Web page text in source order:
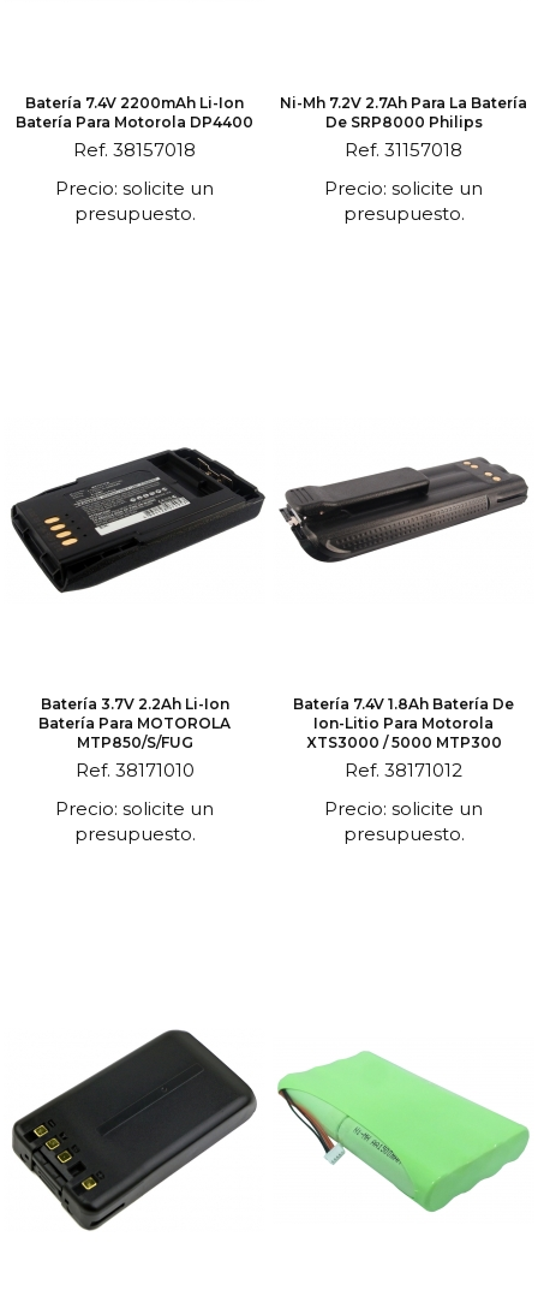
Batería 7.4V 2200mAh Li-Ion
Batería Para Motorola DP4400
Ref. 38157018
Precio: solicite un
presupuesto.
Ni-Mh 7.2V 2.7Ah Para La Batería
De SRP8000 Philips
Ref. 31157018
Precio: solicite un
presupuesto.
Batería 3.7V 2.2Ah Li-Ion
Batería Para MOTOROLA
MTP850/S/FUG
Ref. 38171010
Precio: solicite un
presupuesto.
Batería 7.4V 1.8Ah Batería De
Ion-Litio Para Motorola
XTS3000 / 5000 MTP300
Ref. 38171012
Precio: solicite un
presupuesto.